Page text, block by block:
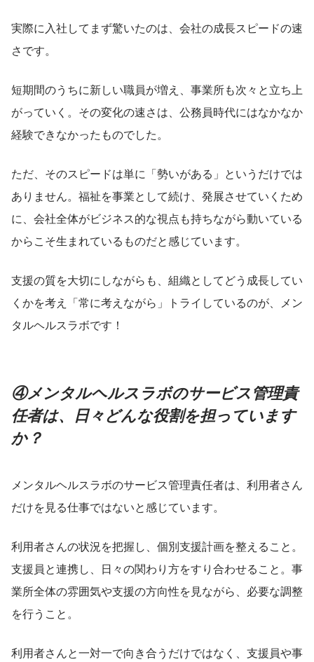
実際に入社してまず驚いたのは、会社の成長スピードの速
さです。
短期間のうちに新しい職員が増え、事業所も次々と立ち上
がっていく。その変化の速さは、公務員時代にはなかなか
経験できなかったものでした。
ただ、そのスピードは単に「勢いがある」というだけでは
ありません。福祉を事業として続け、発展させていくため
に、会社全体がビジネス的な視点も持ちながら動いている
からこそ生まれているものだと感じています。
支援の質を大切にしながらも、組織としてどう成長してい
くかを考え「常に考えながら」トライしているのが、メン
タルヘルスラボです！
④メンタルヘルスラボのサービス管理責
任者は、日々どんな役割を担っています
か？
メンタルヘルスラボのサービス管理責任者は、利用者さん
だけを見る仕事ではないと感じています。
利用者さんの状況を把握し、個別支援計画を整えること。
支援員と連携し、日々の関わり方をすり合わせること。事
業所全体の雰囲気や支援の方向性を見ながら、必要な調整
を行うこと。
利用者さんと一対一で向き合うだけではなく、支援員や事